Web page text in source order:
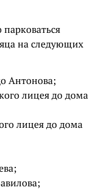
на следующих
Антонова;
лицея до дома
лицея до дома